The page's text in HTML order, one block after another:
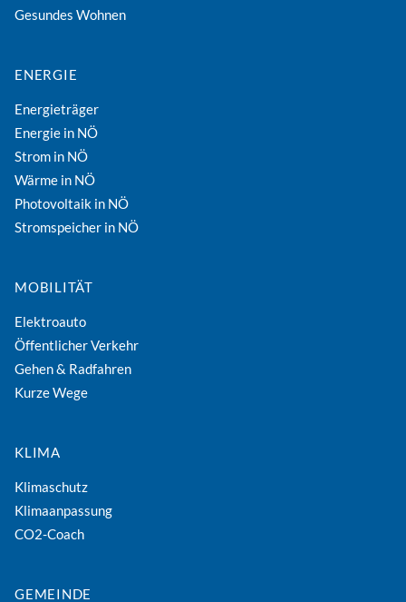
Gesundes Wohnen
ENERGIE
Energieträger
Energie in NÖ
Strom in NÖ
Wärme in NÖ
Photovoltaik in NÖ
Stromspeicher in NÖ
MOBILITÄT
Elektroauto
Öffentlicher Verkehr
Gehen & Radfahren
Kurze Wege
KLIMA
Klimaschutz
Klimaanpassung
CO2-Coach
GEMEINDE